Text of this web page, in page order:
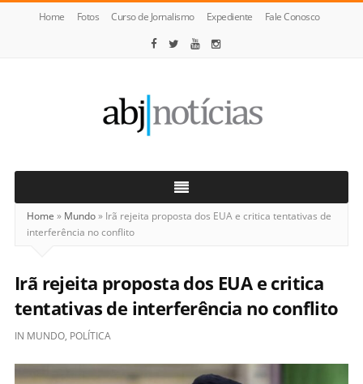
Home Fotos Curso de Jornalismo Expediente Fale Conosco
Notícias
Home » Mundo» Irã rejeita proposta dos EUA e critica tentativas de
interferência no conflito
Irã rejeita proposta dos EUA e critica
tentativas de interferência no conflito
IN MUNDO, POLÍTICA